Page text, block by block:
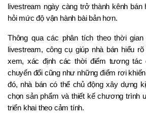
livestream ngày càng trở thành kênh bán
hỏi mức độ vận hành bài bản hơn.
Thông qua các phân tích theo thời
livestream, công cụ giúp nhà bán hiểu
xem, xác định các thời điểm tương tác
chuyển đổi cũng như những điểm rơi
đó, nhà bán có thể chủ động xây dựng
chọn sản phẩm và thiết kế chương trình
triển khai theo cảm tính.